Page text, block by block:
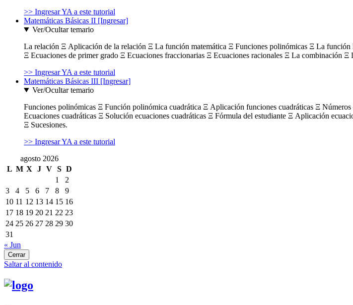
>> Ingresar YA a este tutorial
Matemáticas Básicas II [Ingresar]
Ver/Ocultar temario
La relación Ξ Aplicación de la relación Ξ La función matemática Ξ Funciones polinómicas Ξ La
Ξ Ecuaciones de primer grado Ξ Ecuaciones fraccionarias Ξ Ecuaciones racionales Ξ La combinación
>> Ingresar YA a este tutorial
Matemáticas Básicas III [Ingresar]
Ver/Ocultar temario
Funciones polinómicas Ξ Función polinómica cuadrática Ξ Aplicación funciones cuadráticas Ξ
Ecuaciones cuadráticas Ξ Solución ecuaciones cuadráticas Ξ Fórmula del estudiante Ξ Aplicación
Ξ Sucesiones.
>> Ingresar YA a este tutorial
agosto 2026
L M X J V S D
1
2
3
4 5 6 7 8
9
10 11 12 13 14 15 16
17 18 19 20 21 22 23
24 25 26 27 28 29 30
31
« Jun
Cerrar
Saltar al contenido